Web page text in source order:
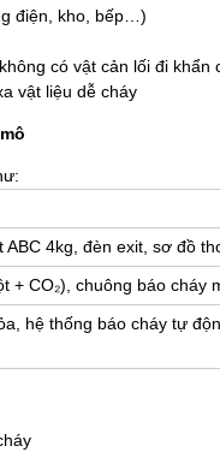
điện, kho, bếp…)
có vật cản lối đi khẩn
vật liệu dễ cháy
4kg, đèn exit, sơ đồ
+ CO₂), chuông báo cháy
hệ thống báo cháy tự